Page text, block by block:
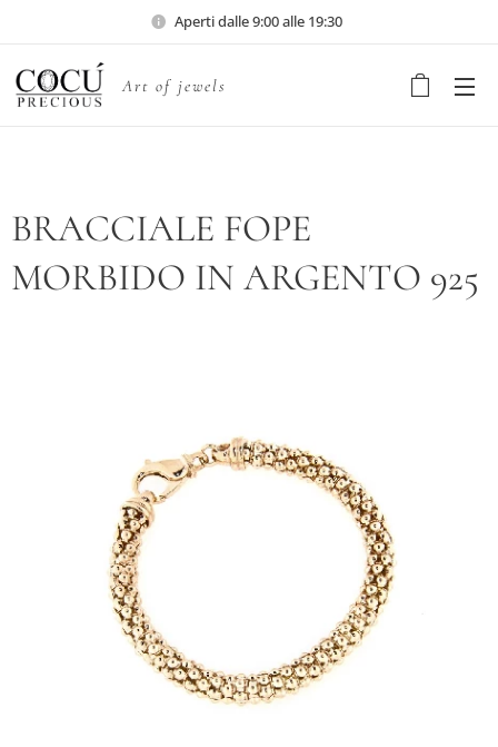
Aperti dalle 9:00 alle 19:30
Art of jewels
BRACCIALE FOPE
MORBIDO IN ARGENTO 925